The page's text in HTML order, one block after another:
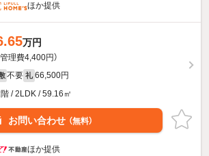
ほか提供
万円
管理費4,400円）
不要 礼 66,500円
/ 2LDK / 59.16㎡
お問い合わせ （無料）
ほか提供